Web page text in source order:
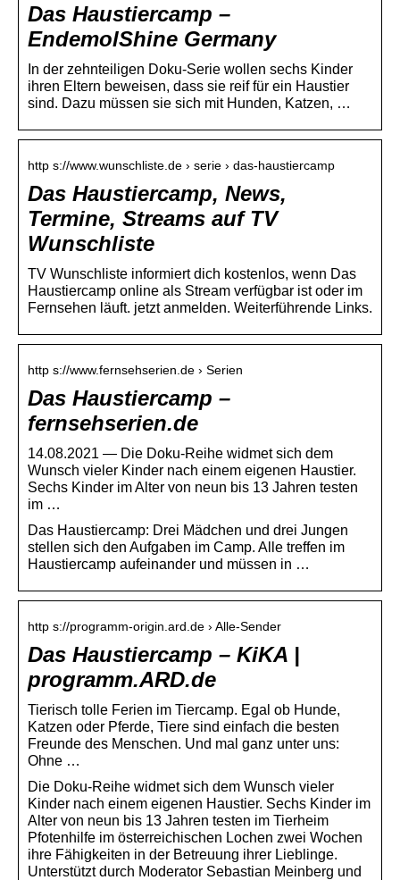
Das Haustiercamp –
EndemolShine Germany
In der zehnteiligen Doku-Serie wollen sechs Kinder
ihren Eltern beweisen, dass sie reif für ein Haustier
sind. Dazu müssen sie sich mit Hunden, Katzen, …
http s://www.wunschliste.de › serie › das-haustiercamp
Das Haustiercamp, News,
Termine, Streams auf TV
Wunschliste
TV Wunschliste informiert dich kostenlos, wenn Das
Haustiercamp online als Stream verfügbar ist oder im
Fernsehen läuft. jetzt anmelden. Weiterführende Links.
http s://www.fernsehserien.de › Serien
Das Haustiercamp –
fernsehserien.de
14.08.2021 — Die Doku-Reihe widmet sich dem
Wunsch vieler Kinder nach einem eigenen Haustier.
Sechs Kinder im Alter von neun bis 13 Jahren testen
im …
Das Haustiercamp: Drei Mädchen und drei Jungen
stellen sich den Aufgaben im Camp. Alle treffen im
Haustiercamp aufeinander und müssen in …
http s://programm-origin.ard.de › Alle-Sender
Das Haustiercamp – KiKA |
programm.ARD.de
Tierisch tolle Ferien im Tiercamp. Egal ob Hunde,
Katzen oder Pferde, Tiere sind einfach die besten
Freunde des Menschen. Und mal ganz unter uns:
Ohne …
Die Doku-Reihe widmet sich dem Wunsch vieler
Kinder nach einem eigenen Haustier. Sechs Kinder im
Alter von neun bis 13 Jahren testen im Tierheim
Pfotenhilfe im österreichischen Lochen zwei Wochen
ihre Fähigkeiten in der Betreuung ihrer Lieblinge.
Unterstützt durch Moderator Sebastian Meinberg und